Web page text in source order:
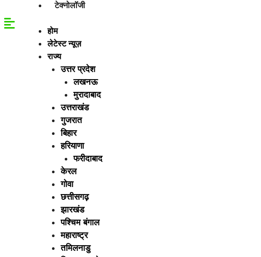
टेक्नोलॉजी
होम
लेटेस्ट न्यूज़
राज्य
उत्तर प्रदेश
लखनऊ
मुरादाबाद
उत्तराखंड
गुजरात
बिहार
हरियाणा
फरीदाबाद
केरल
गोवा
छत्तीसगढ़
झारखंड
पश्चिम बंगाल
महाराष्ट्र
तमिलनाडु